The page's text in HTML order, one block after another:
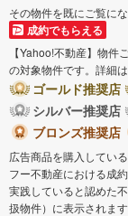
その物件を既にご覧に
成約でもらえる
【Yahoo!不動産】物件
の対象物件です。詳細は
ゴールド推奨店
シルバー推奨店
ブロンズ推奨店
広告商品を購入してい
フー不動産における成
実践していると認めた
扱物件）に表示されます